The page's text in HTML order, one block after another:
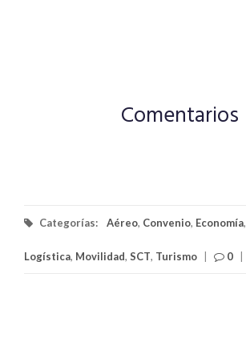
Comentarios
Categorías: Aéreo, Convenio, Economía,
Logística, Movilidad, SCT, Turismo 0